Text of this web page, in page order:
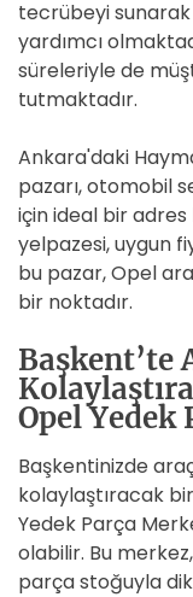
tecrübeyi
yardımcı
süreleriyle de
tutmaktadır.
Ankara'daki
pazarı, otomobil
için ideal bir
yelpazesi, uygun
bu pazar, Opel
bir noktadır.
Başkent’te
Opel Yedek
Başkentinizde
kolaylaştıracak
Yedek Parça
olabilir. Bu
parça stoğuyla